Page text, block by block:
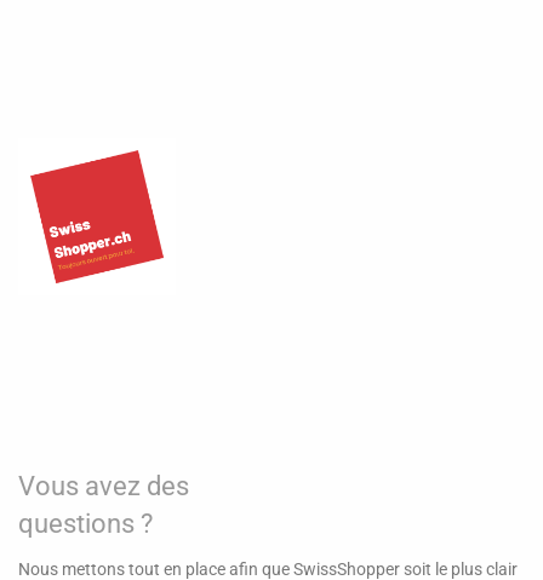
Vous avez des
questions ?
Nous mettons tout en place afin que SwissShopper soit le plus clair